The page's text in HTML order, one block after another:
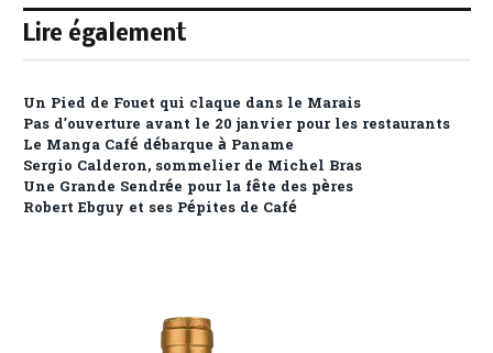
Lire également
Un Pied de Fouet qui claque dans le Marais
Pas d’ouverture avant le 20 janvier pour les restaurants
Le Manga Café débarque à Paname
Sergio Calderon, sommelier de Michel Bras
Une Grande Sendrée pour la fête des pères
Robert Ebguy et ses Pépites de Café